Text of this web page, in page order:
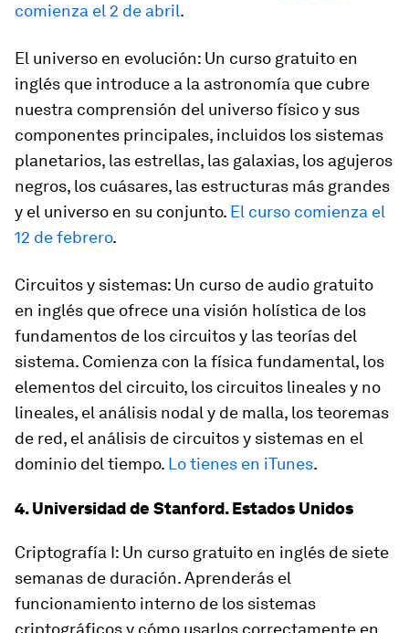
comienza el 2 de abril.
El universo en evolución: Un curso gratuito en
inglés que introduce a la astronomía que cubre
nuestra comprensión del universo físico y sus
componentes principales, incluidos los sistemas
planetarios, las estrellas, las galaxias, los agujeros
negros, los cuásares, las estructuras más grandes
y el universo en su conjunto. El curso comienza el
12 de febrero.
Circuitos y sistemas: Un curso de audio gratuito
en inglés que ofrece una visión holística de los
fundamentos de los circuitos y las teorías del
sistema. Comienza con la física fundamental, los
elementos del circuito, los circuitos lineales y no
lineales, el análisis nodal y de malla, los teoremas
de red, el análisis de circuitos y sistemas en el
dominio del tiempo. Lo tienes en iTunes.
4. Universidad de Stanford. Estados Unidos
Criptografía I: Un curso gratuito en inglés de siete
semanas de duración. Aprenderás el
funcionamiento interno de los sistemas
criptográficos y cómo usarlos correctamente en